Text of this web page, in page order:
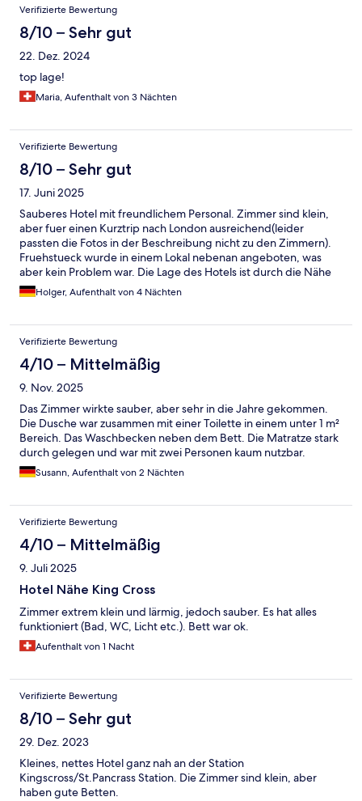
insgesamt drei Mal an der Rezeption gemeldet, jedoch wurde
das Problem mit dem lockeren Schloss nicht/nie behoben.
Verifizierte Bewertung
8/10 – Sehr gut
22. Dez. 2024
top lage!
Maria, Aufenthalt von 3 Nächten
Verifizierte Bewertung
8/10 – Sehr gut
17. Juni 2025
Sauberes Hotel mit freundlichem Personal. Zimmer sind klein,
aber fuer einen Kurztrip nach London ausreichend(leider
passten die Fotos in der Beschreibung nicht zu den Zimmern).
Fruehstueck wurde in einem Lokal nebenan angeboten, was
aber kein Problem war. Die Lage des Hotels ist durch die Nähe
zu UBahn und Busstationen optimal.
Holger, Aufenthalt von 4 Nächten
Verifizierte Bewertung
4/10 – Mittelmäßig
9. Nov. 2025
Das Zimmer wirkte sauber, aber sehr in die Jahre gekommen.
Die Dusche war zusammen mit einer Toilette in einem unter 1 m²
Bereich. Das Waschbecken neben dem Bett. Die Matratze stark
durch gelegen und war mit zwei Personen kaum nutzbar.
Susann, Aufenthalt von 2 Nächten
Verifizierte Bewertung
4/10 – Mittelmäßig
9. Juli 2025
Hotel Nähe King Cross
Zimmer extrem klein und lärmig, jedoch sauber. Es hat alles
funktioniert (Bad, WC, Licht etc.). Bett war ok.
Aufenthalt von 1 Nacht
Verifizierte Bewertung
8/10 – Sehr gut
29. Dez. 2023
Kleines, nettes Hotel ganz nah an der Station
Kingscross/St.Pancrass Station. Die Zimmer sind klein, aber
haben gute Betten.